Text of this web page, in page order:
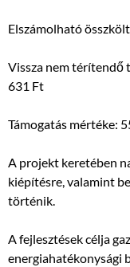
Elszámolható
Vissza nem térítendő
631 Ft
Támogatás mértéke:
A projekt keretében
kiépítésre, valamint
történik.
A fejlesztések célja
energiahatékonysági